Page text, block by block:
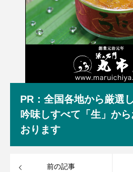
PR：全国各地から厳選
吟味しすべて「生」か
おります
前の記事